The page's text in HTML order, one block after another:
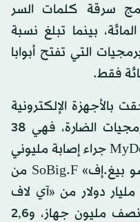
وبرامج سرقة كلمات السر
بـ2 في المائة، بينما تبلغ نسبة
البرمجيات التي تفتح أبوابا
بالأجهزة الإلكترونية
جراء هجمات الفيروسات والبرمجيات الضارة، فهي 38
مليار دولار من «ماي دوم» MyDoom جراء إصابة مليوني
جهاز، و37,1 مليار دولار من «سو بيغ.إف» SoBig.F من
مليوني كومبيوتر مصاب، و15 مليار دولار من «آي لاف
يو» I Love You الذي أصاب نصف مليون جهاز، و2,6